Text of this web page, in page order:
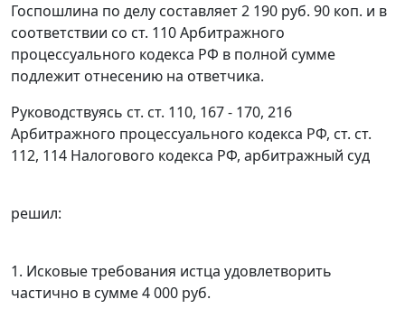
Госпошлина по делу составляет 2 190 руб. 90 коп. и в
соответствии со ст. 110Арбитражного
процессуального кодекса РФ в полной сумме
подлежит отнесению на ответчика.
Руководствуясь ст. ст. 110, 167 - 170, 216
Арбитражного процессуального кодекса РФ, ст. ст.
112, 114 Налогового кодекса РФ, арбитражный суд
решил:
1. Исковые требования истца удовлетворить
частично в сумме 4 000 руб.